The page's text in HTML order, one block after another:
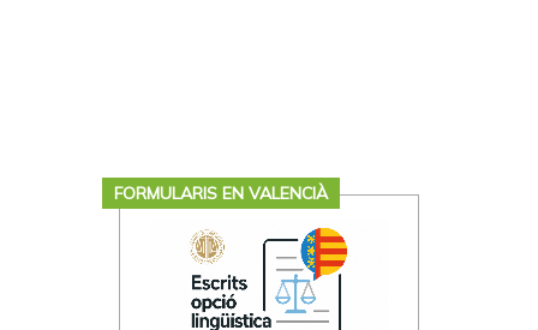
FORMULARIS EN VALENCIÀ